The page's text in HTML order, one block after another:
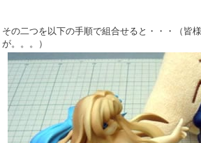
その二つを以下の手順で組合せると・・・（皆
が。。。）